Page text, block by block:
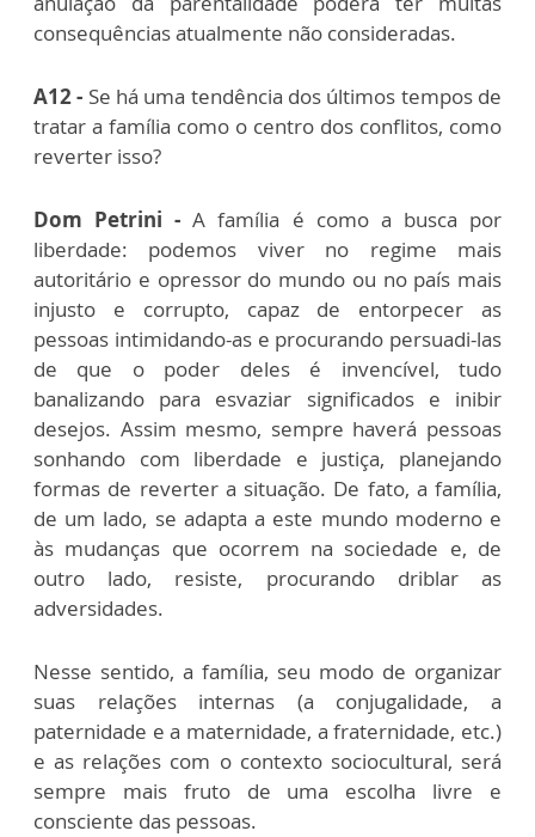
consequências atualmente não consideradas.
A12 - Se há uma tendência dos últimos tempos de
tratar a família como o centro dos conflitos, como
reverter isso?
Dom Petrini - A família é como a busca por
liberdade: podemos viver no regime mais
autoritário e opressor do mundo ou no país mais
injusto e corrupto, capaz de entorpecer as
pessoas intimidando-as e procurando persuadi-las
de que o poder deles é invencível, tudo
banalizando para esvaziar significados e inibir
desejos. Assim mesmo, sempre haverá pessoas
sonhando com liberdade e justiça, planejando
formas de reverter a situação. De fato, a família,
de um lado, se adapta a este mundo moderno e
às mudanças que ocorrem na sociedade e, de
outro lado, resiste, procurando driblar as
adversidades.
Nesse sentido, a família, seu modo de organizar
suas relações internas (a conjugalidade, a
paternidade e a maternidade, a fraternidade, etc.)
e as relações com o contexto sociocultural, será
sempre mais fruto de uma escolha livre e
consciente das pessoas.